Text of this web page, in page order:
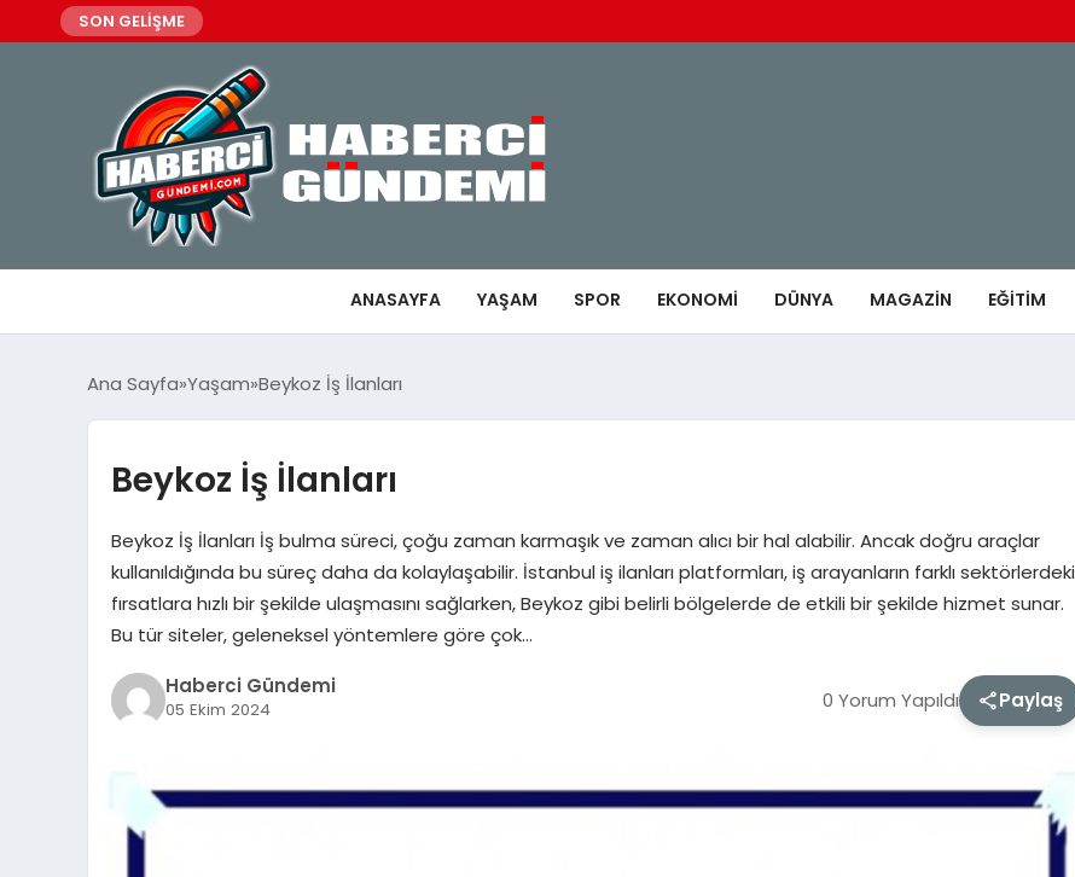
SON GELİŞME
ANASAYFA YAŞAM SPOR EKONOMI DÜNYA MAGAZIN EĞITIM
Ana Sayfa Yaşam Beykoz İş İlanları
Beykoz İş İlanları
Beykoz İş İlanları İş bulma süreci, çoğu zaman karmaşık ve zaman alıcı bir hal alabilir. Ancak doğru araçlar
kullanıldığında bu süreç daha da kolaylaşabilir. İstanbul iş ilanları platformları, iş arayanların farklı sektörlerdeki
fırsatlara hızlı bir şekilde ulaşmasını sağlarken, Beykoz gibi belirli bölgelerde de etkili bir şekilde hizmet sunar.
Bu tür siteler, geleneksel yöntemlere göre çok…
Haberci Gündemi
05 Ekim 2024 0 Yorum Yapıldı Paylaş